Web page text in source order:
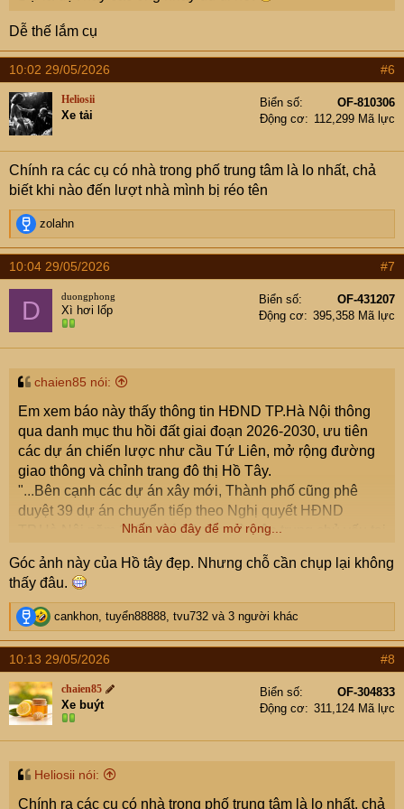
Hà Nội thu hồi gần 100ha đất khu vực Hồ Tây để triển khai loạt...
HĐND TP.Hà Nội thông qua danh mục thu hồi đất giai
đoạn 2026-2030, ưu tiên các dự án chiến lược như cầu
Tứ Liên, mở rộng đường giao thông và chỉnh trang đô
thị Hồ Tây.
Dễ thế lắm cụ
10:02 29/05/2026 #6
Heliosii
Xe tải
Biển số
OF-810306
Động cơ
112,299 Mã lực
Chính ra các cụ có nhà trong phố trung tâm là lo nhất, chả
biết khi nào đến lượt nhà mình bị réo tên
R
e
a
c
t
n
s
zolahn
10:04 29/05/2026 #7
D duongphong
Xì hơi lốp
Biển số
OF-431207
Động cơ
395,358 Mã lực
chaien85 nói:
Em xem báo này thấy thông tin HĐND TP.Hà Nội thông
qua danh mục thu hồi đất giai đoạn 2026-2030, ưu tiên
các dự án chiến lược như cầu Tứ Liên, mở rộng đường
giao thông và chỉnh trang đô thị Hồ Tây.
"...Bên cạnh các dự án xây mới, Thành phố cũng phê
duyệt 39 dự án chuyển tiếp theo Nghị quyết HĐND
TP.Hà Nội năm 2025. Các dự án này tập trung chủ yếu tại
Phường Thụy Khuê, TP.Hà Nội. Định hướng xuyên suốt
là phát triển nơi đây thành không gian văn hóa, dịch vụ
và du lịch chất lượng cao của Thủ đô. Trong giai đoạn
2026 - 2030, năng lực giao thông khu vực sẽ được cải
thiện đáng kể thông qua việc mở rộng các tuyến đường
và ngõ kết nối. Các dự án tiêu biểu bao gồm:
Mở rộng ngõ 11 Tô Ngọc Vân, ngõ 72 Thụy Khuê
và ngõ 275 Âu Cơ.
Triển khai đường Đặng Thai Mai (giai đoạn 1) và
Quảng Khánh.
Xây dựng tuyến đường ven Hồ Tây đoạn từ chùa
Nhấn vào đây để mở rộng...
Góc ảnh này của Hồ tây đẹp. Nhưng chỗ cần chụp lại không
thấy đâu.
R
e
a
c
s
cankhon, tuyển88888, tvu732 và 3 người khác
10:13 29/05/2026 #8
chaien85
Xe buýt
Biển số
OF-304833
Động cơ
311,124 Mã lực
Heliosii nói:
Chính ra các cụ có nhà trong phố trung tâm là lo nhất, chả